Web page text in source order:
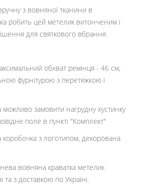
з вовняної тканини в
робить цей метелик витонченим і
для святкового вбрання.
обхват ремінця - 46 см,
фурнітурою з перетяжкою і
можливо замовити нагрудну хустинку
поле в пункті "Комплект"
коробочка з логотипом, декорована
вовняна краватка метелик
з доставкою по Україні.